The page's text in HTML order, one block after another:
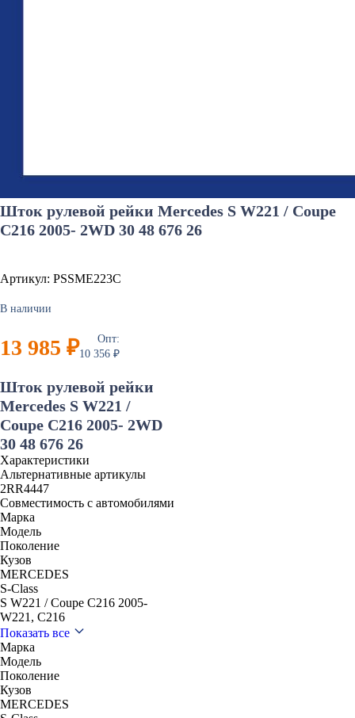
Шток рулевой рейки Mercedes S W221 / Coupe
C216 2005- 2WD 30 48 676 26
Артикул: PSSME223C
В наличии
13 985 ₽
Опт:
10 356 ₽
Шток рулевой рейки
Mercedes S W221 /
Coupe C216 2005- 2WD
30 48 676 26
Характеристики
Альтернативные артикулы
2RR4447
Совместимость с автомобилями
Марка
Модель
Поколение
Кузов
MERCEDES
S-Class
S W221 / Coupe C216 2005-
W221, C216
Показать все
Марка
Модель
Поколение
Кузов
MERCEDES